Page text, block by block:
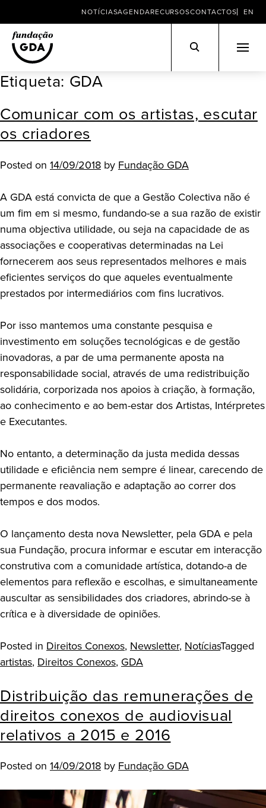
Skip
content
NOTÍCIASAGENDARECURSOSCONTACTOS EN
Etiqueta: GDA
Comunicar com os artistas, escutar
os criadores
Posted on 14/09/2018 by Fundação GDA
A GDA está convicta de que a Gestão Colectiva não é
um fim em si mesmo, fundando-se a sua razão de existir
numa objectiva utilidade, ou seja na capacidade de as
associações e cooperativas determinadas na Lei
fornecerem aos seus representados melhores e mais
eficientes serviços do que aqueles eventualmente
prestados por intermediários com fins lucrativos.
Por isso mantemos uma constante pesquisa e
investimento em soluções tecnológicas e de gestão
inovadoras, a par de uma permanente aposta na
responsabilidade social, através de uma redistribuição
solidária, corporizada nos apoios à criação, à formação,
ao conhecimento e ao bem-estar dos Artistas, Intérpretes
e Executantes.
No entanto, a determinação da justa medida dessas
utilidade e eficiência nem sempre é linear, carecendo de
permanente reavaliação e adaptação ao correr dos
tempos e dos modos.
O lançamento desta nova Newsletter, pela GDA e pela
sua Fundação, procura informar e escutar em interacção
construtiva com a comunidade artística, dotando-a de
elementos para reflexão e escolhas, e simultaneamente
auscultar as sensibilidades dos criadores, abrindo-se à
crítica e à diversidade de opiniões.
Posted in Direitos Conexos, Newsletter, NotíciasTagged
artistas, Direitos Conexos, GDA
Distribuição das remunerações de
direitos conexos de audiovisual
relativos a 2015 e 2016
Posted on 14/09/2018 by Fundação GDA